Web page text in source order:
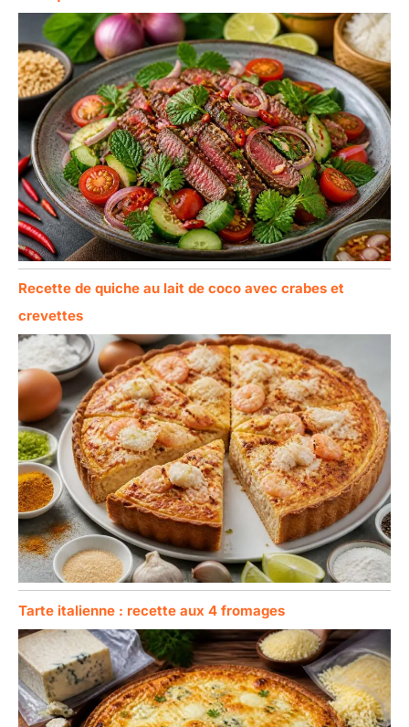
Recette de quiche au lait de coco avec crabes et
crevettes
Tarte italienne : recette aux 4 fromages